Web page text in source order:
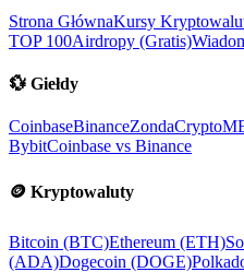
Strona GłównaKursy
TOP 100Airdropy (Gratis)
💱 Giełdy
CoinbaseBinanceZondaCrypto
BybitCoinbase vs Binance
🪙 Kryptowaluty
Bitcoin (BTC)Ethereum (ETH)
(ADA)Dogecoin (DOGE)